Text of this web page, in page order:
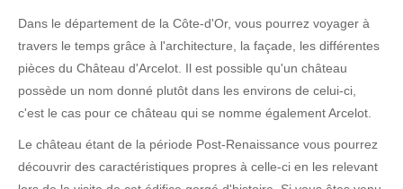
Dans le département de la Côte-d'Or, vous pourrez voyager à
travers le temps grâce à l'architecture, la façade, les différentes
pièces du Château d'Arcelot. Il est possible qu'un château
possède un nom donné plutôt dans les environs de celui-ci,
c'est le cas pour ce château qui se nomme également Arcelot.
Le château étant de la période Post-Renaissance vous pourrez
découvrir des caractéristiques propres à celle-ci en les relevant